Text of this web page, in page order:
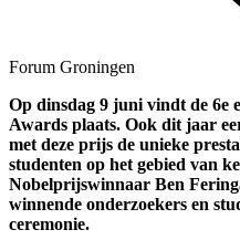
Forum Groningen
Op dinsdag 9 juni vindt de 6e
Awards plaats. Ook dit jaar
met deze prijs de unieke
studenten op het gebied van
Nobelprijswinnaar Ben
winnende onderzoekers en
ceremonie.